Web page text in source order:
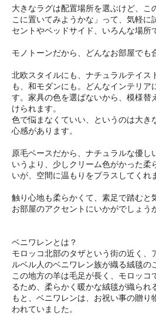
大きなラグは配置場所を選ぶけど、こ
こに置いてみようかな」って、気軽に
セントやベッドサイド、いろんな場所
モノトーンだから、どんなお部屋でも
北欧スタイルにも、ナチュラルテイス
も、和モダンにも。どんなインテリア
す。家具の色を選ばないから、模様替
けられます。
色で悩まなくていい、というのは大き
心感があります。
原毛ベースだから、ナチュラルな優し
いうより、少しクリーム色がかった柔
いが、空間に温もりをプラスしてくれ
触り心地も柔らかくて、素足で踏むと
お部屋のアクセントにいかがでしょう
ベニワレンとは？
モロッコ北部のタザという街の近く、
ルベル人のベニワレン族が織る絨毯の
この地方の羊は毛足が長く、モロッコ
るため、柔らかく暖かな絨毯が織られ
もと、ベニワレンは、お祝い事の贈り
われていました。